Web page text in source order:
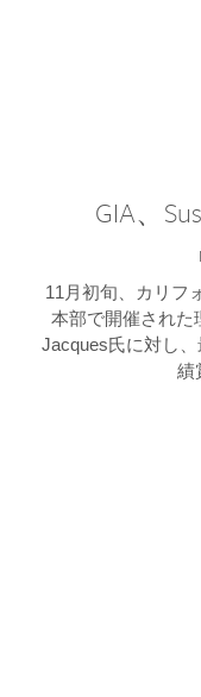
GIA、
11月初旬、カリフ
本部で開催された
Jacques氏に対し
績